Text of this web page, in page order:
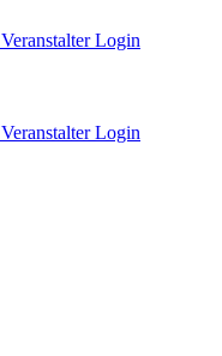
Veranstalter Login
Veranstalter Login